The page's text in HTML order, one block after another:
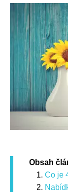
Obsah
Co je